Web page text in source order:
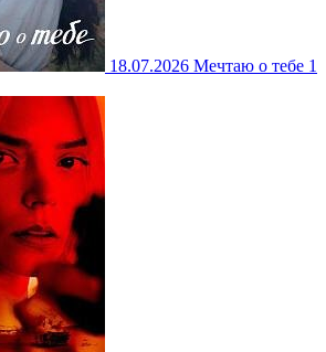
18.07.2026 Мечтаю о тебе 1